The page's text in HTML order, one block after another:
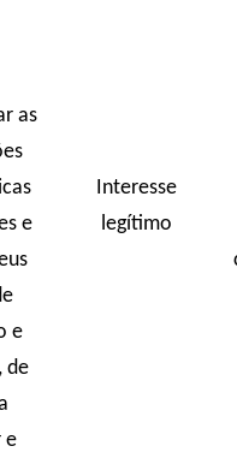
as
e
e
de
e
Interesse
legítimo